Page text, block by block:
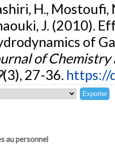
H., Mostoufi,
J. (2010).
of
of Chemistry
(3), 27-36. https://
au personnel